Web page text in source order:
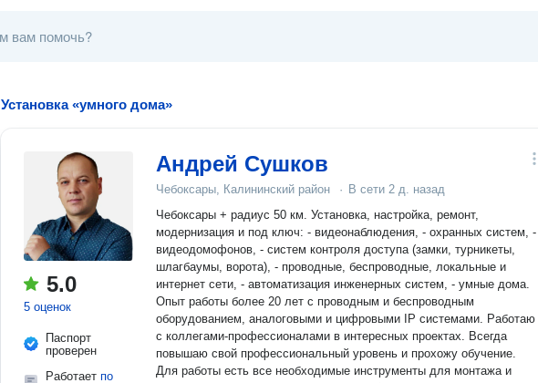
Установка «умного дома»
5.0
5 оценок
Паспорт
проверен
Работает по
Андрей Сушков
Чебоксары, Калининский район · В сети 2 д. назад
Чебоксары + радиус 50 км. Установка, настройка, ремонт,
модернизация и под ключ: - видеонаблюдения, - охранных систем, -
видеодомофонов, - систем контроля доступа (замки, турникеты,
шлагбаумы, ворота), - проводные, беспроводные, локальные и
интернет сети, - автоматизация инженерных систем, - умные дома.
Опыт работы более 20 лет с проводным и беспроводным
оборудованием, аналоговыми и цифровыми IP системами. Работаю
с коллегами-профессионалами в интересных проектах. Всегда
повышаю свой профессиональный уровень и прохожу обучение.
Для работы есть все необходимые инструменты для монтажа и